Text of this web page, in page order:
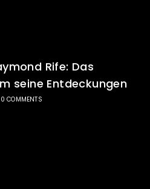
Rife: Das
seine Entdeckungen
0 COMMENTS